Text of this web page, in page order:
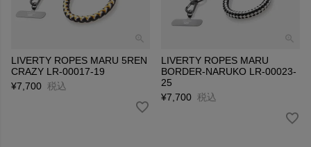
LIVERTY ROPES MARU 5REN
CRAZY LR-00017-19
¥7,700 税込
LIVERTY ROPES MARU
BORDER-NARUKO LR-00023-
25
¥7,700 税込